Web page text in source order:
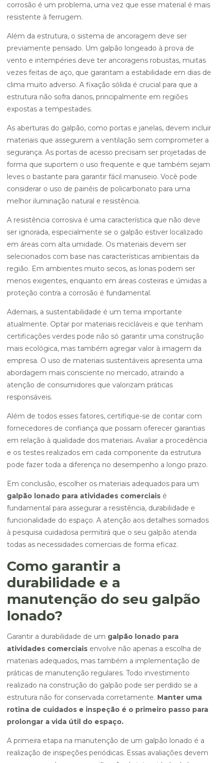
corrosão é um problema, uma vez que esse material é mais
resistente à ferrugem.
Além da estrutura, o sistema de ancoragem deve ser
previamente pensado. Um galpão longeado à prova de
vento e intempéries deve ter ancoragens robustas, muitas
vezes feitas de aço, que garantam a estabilidade em dias de
clima muito adverso. A fixação sólida é crucial para que a
estrutura não sofra danos, principalmente em regiões
expostas a tempestades.
As aberturas do galpão, como portas e janelas, devem incluir
materiais que assegurem a ventilação sem comprometer a
segurança. As portas de acesso precisam ser projetadas de
forma que suportem o uso frequente e que também sejam
leves o bastante para garantir fácil manuseio. Você pode
considerar o uso de painéis de policarbonato para uma
melhor iluminação natural e resistência.
A resistência corrosiva é uma característica que não deve
ser ignorada, especialmente se o galpão estiver localizado
em áreas com alta umidade. Os materiais devem ser
selecionados com base nas características ambientais da
região. Em ambientes muito secos, as lonas podem ser
menos exigentes, enquanto em áreas costeiras e úmidas a
proteção contra a corrosão é fundamental.
Ademais, a sustentabilidade é um tema importante
atualmente. Optar por materiais recicláveis e que tenham
certificações verdes pode não só garantir uma construção
mais ecológica, mas também agregar valor à imagem da
empresa. O uso de materiais sustentáveis apresenta uma
abordagem mais consciente no mercado, atraindo a
atenção de consumidores que valorizam práticas
responsáveis.
Além de todos esses fatores, certifique-se de contar com
fornecedores de confiança que possam oferecer garantias
em relação à qualidade dos materiais. Avaliar a procedência
e os testes realizados em cada componente da estrutura
pode fazer toda a diferença no desempenho a longo prazo.
Em conclusão, escolher os materiais adequados para um
galpão lonado para atividades comerciais é
fundamental para assegurar a resistência, durabilidade e
funcionalidade do espaço. A atenção aos detalhes somados
à pesquisa cuidadosa permitirá que o seu galpão atenda
todas as necessidades comerciais de forma eficaz.
Como garantir a
durabilidade e a
manutenção do seu galpão
lonado?
Garantir a durabilidade de um galpão lonado para
atividades comerciais envolve não apenas a escolha de
materiais adequados, mas também a implementação de
práticas de manutenção regulares. Todo investimento
realizado na construção do galpão pode ser perdido se a
estrutura não for conservada corretamente. Manter uma
rotina de cuidados e inspeção é o primeiro passo para
prolongar a vida útil do espaço.
A primeira etapa na manutenção de um galpão lonado é a
realização de inspeções periódicas. Essas avaliações devem